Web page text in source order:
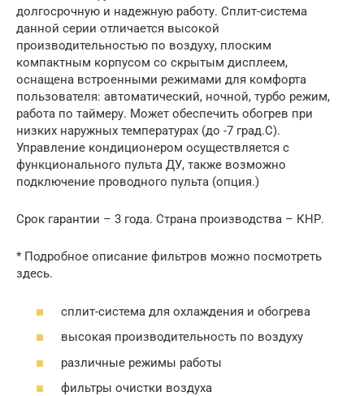
долгосрочную и надежную работу. Сплит-система
данной серии отличается высокой
производительностью по воздуху, плоским
компактным корпусом со скрытым дисплеем,
оснащена встроенными режимами для комфорта
пользователя: автоматический, ночной, турбо режим,
работа по таймеру. Может обеспечить обогрев при
низких наружных температурах (до -7 град.С).
Управление кондиционером осуществляется с
функционального пульта ДУ, также возможно
подключение проводного пульта (опция.)
Срок гарантии – 3 года. Страна производства – КНР.
* Подробное описание фильтров можно посмотреть
здесь.
сплит-система для охлаждения и обогрева
высокая производительность по воздуху
различные режимы работы
фильтры очистки воздуха